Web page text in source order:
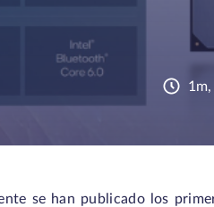
se han publicado los